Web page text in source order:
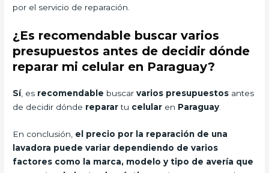
por el servicio de reparación.
¿Es recomendable buscar varios
presupuestos antes de decidir dónde
reparar mi celular en Paraguay?
Sí, es recomendable buscarvarios presupuestos antes
de decidir dónde reparartu celular en Paraguay.
En conclusión, el precio por la reparación de una
lavadora puede variar dependiendo de varios
factores como la marca, modelo y tipo de avería que